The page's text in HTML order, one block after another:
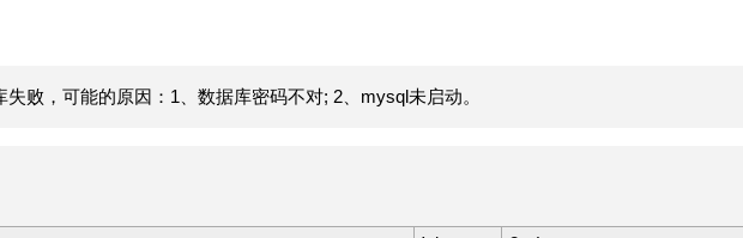
败，可能的原因：1、数据库密码不对; 2、mysql未启动。